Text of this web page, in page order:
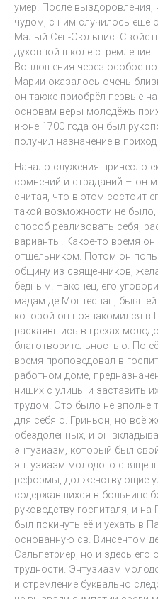
умер. После
чудом, с ним случилось ещё
Малый Сен-Сюльпис.
духовной школе стремление
Воплощения через особое
Марии оказалось очень
он также приобрёл первые
основам веры молодёжь
июне 1700 года он был
получил назначение в
Начало служения принесло
сомнений и страданий – он
считая, что в этом состоит
такой возможности не
способ реализовать себя,
варианты. Какое-то время
отшельником. Потом он
общину из священников,
бедным. Наконец, его
мадам де Монтеспан,
которой он познакомился в
раскаявшись в грехах
благотворительностью. По
время проповедовал в
работном доме,
нищих с улицы и заставить
трудом. Это было не вполне
для себя о. Гриньон, но всё
обездоленных, и он
энтузиазм, который был
энтузиазм молодого
реформы, долженствующие
содержавшихся в больнице
руководству госпиталя, и
был покинуть её и уехать в
основанную св. Винсентом
Сальпетриер, но и здесь
трудности. Энтузиазм
и стремление буквально